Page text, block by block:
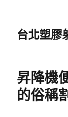
台北塑膠
昇降機
的俗稱